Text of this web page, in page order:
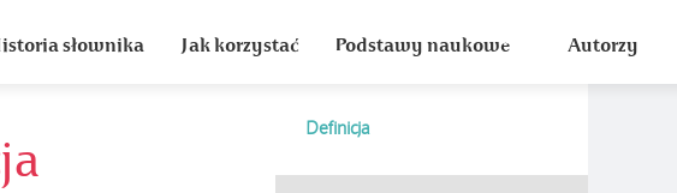
słownika Jak korzystać Podstawy naukowe Autorzy
Definicja